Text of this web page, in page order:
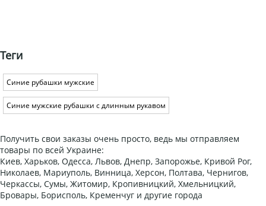
Теги
Синие рубашки мужские
Синие мужские рубашки с длинным рукавом
Получить свои заказы очень просто, ведь мы отправляем
товары по всей Украине:
Киев, Харьков, Одесса, Львов, Днепр, Запорожье, Кривой Рог,
Николаев, Мариуполь, Винница, Херсон, Полтава, Чернигов,
Черкассы, Сумы, Житомир, Кропивницкий, Хмельницкий,
Бровары, Борисполь, Кременчуг и другие города